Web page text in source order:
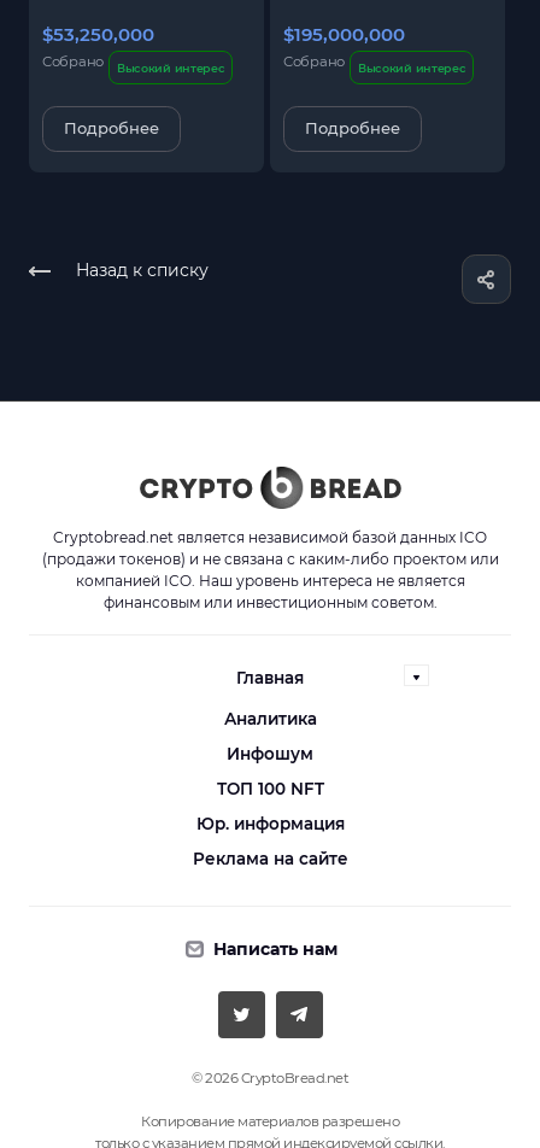
$53,250,000
Собрано Высокий интерес
Подробнее
$195,000,000
Собрано Высокий интерес
Подробнее
Назад к списку
Cryptobread.net является независимой базой данных ICO
(продажи токенов) и не связана с каким-либо проектом или
компанией ICO. Наш уровень интереса не является
финансовым или инвестиционным советом.
Главная
Аналитика
Инфошум
ТОП 100 NFT
Юр. информация
Реклама на сайте
Написать нам
© 2026 CryptoBread.net
Копирование материалов разрешено
только с указанием прямой индексируемой ссылки.